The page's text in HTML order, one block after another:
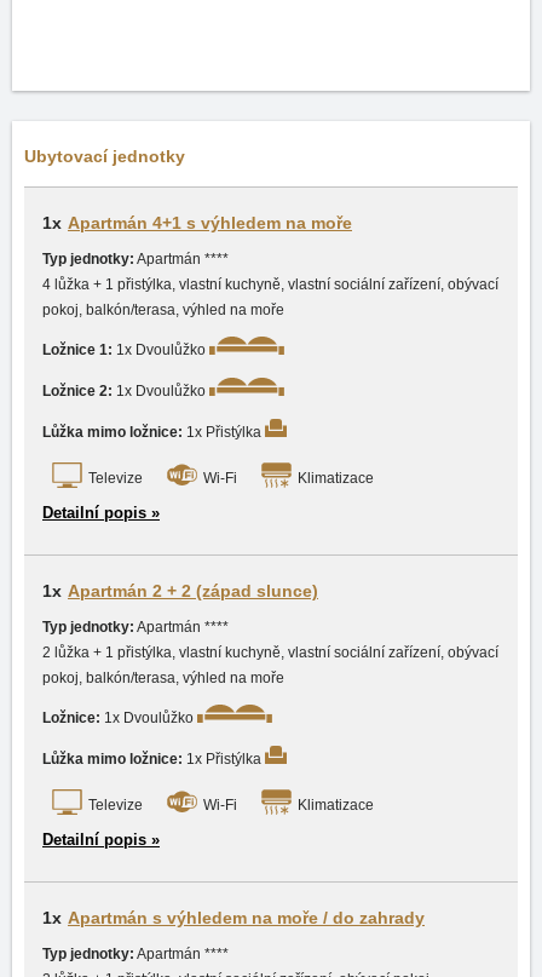
Ubytovací jednotky
1x Apartmán 4+1 s výhledem na moře
Typ jednotky: Apartmán ****
4 lůžka + 1 přistýlka, vlastní kuchyně, vlastní sociální zařízení, obývací
pokoj, balkón/terasa, výhled na moře
Ložnice 1: 1x Dvoulůžko
Ložnice 2: 1x Dvoulůžko
Lůžka mimo ložnice: 1x Přistýlka
Televize Wi-Fi Klimatizace
Detailní popis »
1x Apartmán 2 + 2 (západ slunce)
Typ jednotky: Apartmán ****
2 lůžka + 1 přistýlka, vlastní kuchyně, vlastní sociální zařízení, obývací
pokoj, balkón/terasa, výhled na moře
Ložnice: 1x Dvoulůžko
Lůžka mimo ložnice: 1x Přistýlka
Televize Wi-Fi Klimatizace
Detailní popis »
1x Apartmán s výhledem na moře / do zahrady
Typ jednotky: Apartmán ****